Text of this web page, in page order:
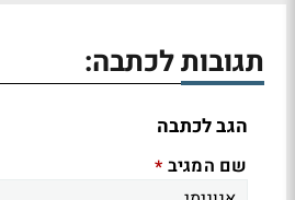
תגובות לכתבה:
הגב לכתבה
שם המגיב *